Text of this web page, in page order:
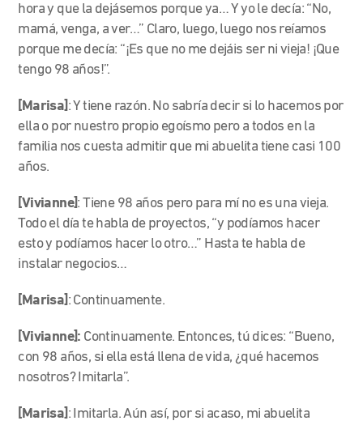
hora y que la dejásemos porque ya… Y yo le decía: “No,
mamá, venga, a ver…” Claro, luego, luego nos reíamos
porque me decía: “¡Es que no me dejáis ser ni vieja! ¡Que
tengo 98 años!”.
[Marisa] : Y tiene razón. No sabría decir si lo hacemos por
ella o por nuestro propio egoísmo pero a todos en la
familia nos cuesta admitir que mi abuelita tiene casi 100
años.
[Vivianne]: Tiene 98 años pero para mí no es una vieja.
Todo el día te habla de proyectos, “y podíamos hacer
esto y podíamos hacer lo otro…” Hasta te habla de
instalar negocios…
[Marisa] : Continuamente.
[Vivianne]: Continuamente. Entonces, tú dices: “Bueno,
con 98 años, si ella está llena de vida, ¿qué hacemos
nosotros? Imitarla”.
[Marisa] : Imitarla. Aún así, por si acaso, mi abuelita